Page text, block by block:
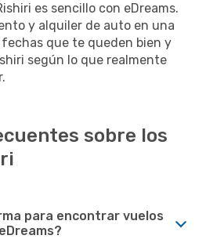
es sencillo con eDreams.
y alquiler de auto en una
fechas que te queden bien y
según lo que realmente
sobre los
para encontrar vuelos